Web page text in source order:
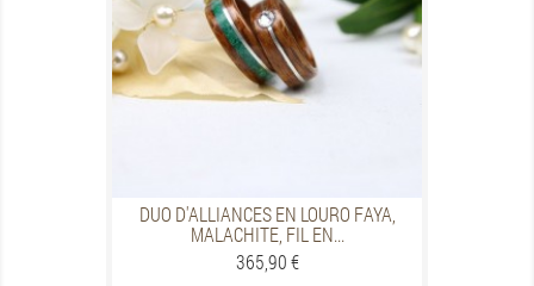
DUO D'ALLIANCES EN LOURO FAYA,
MALACHITE, FIL EN...
Prezzo
365,90 €